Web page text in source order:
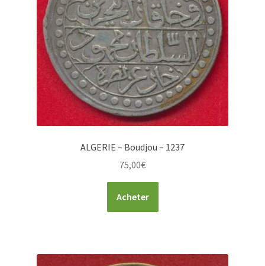
ALGERIE – Boudjou – 1237
75,00€
Acheter